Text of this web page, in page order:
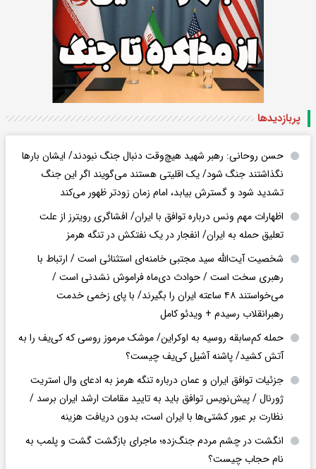
پربازدید‌ها
حسن روحانی: رهبر شهید هیچ‌وقت دنبال جنگ نبودند/ ایشان بارها
نگذاشتند جنگ شود/ یک اقلیتی هستند می‌گویند اگر این جنگ
تشدید شود و گسترش بیابد، امام زمان زودتر ظهور می‌کند
اظهارات مهم ونس درباره توافق با ایران/ افشاگری رویترز از علت
تعلیق حمله به ایران/ انفجار در یک نفتکش در تنگه هرمز
شخصیت آیت‌الله سید مجتبی خامنه‌ای استثنائی است / ارتباط با
رهبری سخت است / حوادث دی‌ماه فراموش نشدنی است /
می‌خواستند ۴۸ ساعته ایران را بگیرند/ با پای زخمی خدمت
رهبرانقلاب رسیدم + ویدئو کامل
حمله کم‌سابقه روسیه به اوکراین/ موشک مرموز روسی که کی‌یف را به
آتش کشید/ پاشنه آشیل کی‌یف چیست؟
جزئیات توافق ایران و عمان درباره تنگه هرمز به ادعای وال استریت
ژورنال / پیش‌نویس توافق باید به تایید مقامات ارشد ایران برسد /
نظارت بر عبور کشتی‌ها با ایران است، بدون دریافت هزینه
انگشت در چشم مردم جنگ‌زده؛ ماجرای بازگشت گشت و پلمب به
نام حجاب چیست؟